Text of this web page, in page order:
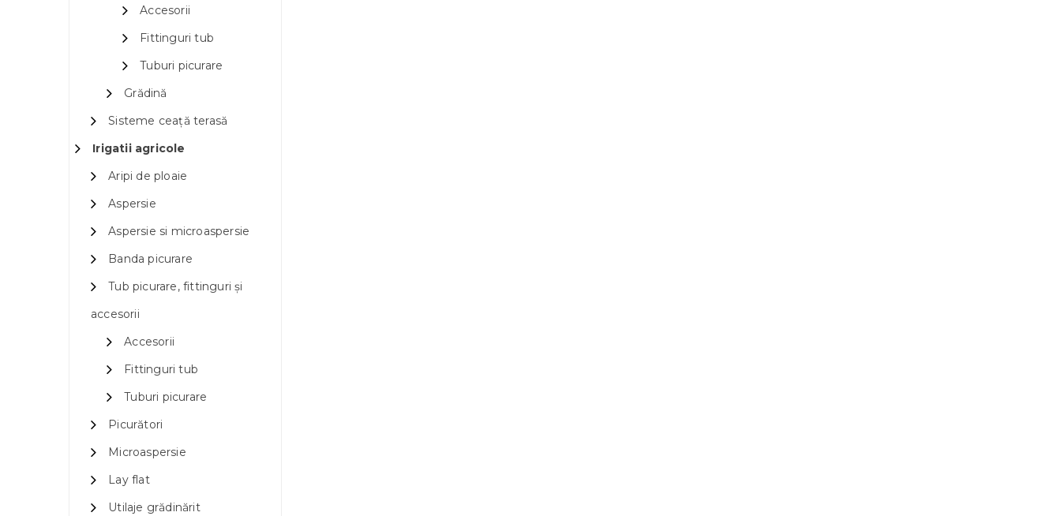
Accesorii
Fittinguri tub
Tuburi picurare
Grădină
Sisteme ceață terasă
Irigatii agricole
Aripi de ploaie
Aspersie
Aspersie si microaspersie
Banda picurare
Tub picurare, fittinguri și
accesorii
Accesorii
Fittinguri tub
Tuburi picurare
Picurători
Microaspersie
Lay flat
Utilaje grădinărit